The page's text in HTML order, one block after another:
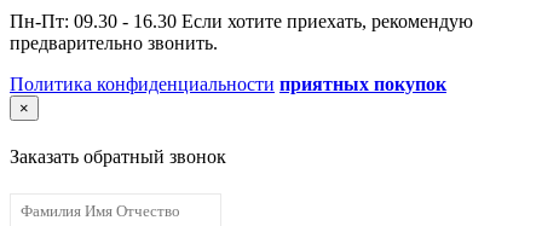
Пн-Пт: 09.30 - 16.30 Если хотите приехать, рекомендую
предварительно звонить.
Политика конфиденциальности приятных покупок
×
Заказать обратный звонок